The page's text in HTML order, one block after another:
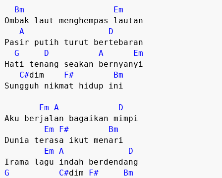
Bm
Em
Ombak laut menghempas lautan
A
D
Pasir putih turut bertebaran
G
D A
Em
Hati tenang seakan bernyanyi
C#dim F#
Bm
Sungguh nikmat hidup ini
Em A
D
Aku berjalan bagaikan mimpi
Em
F#
Bm
Dunia terasa ikut menari
Em A
D
G
C#dim F#
Bm